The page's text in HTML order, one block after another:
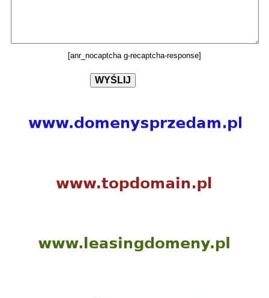
[anr_nocaptcha g-recaptcha-response]